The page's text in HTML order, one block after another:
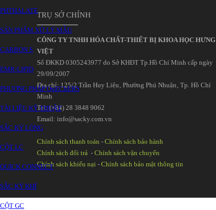
PHTHALATE
SẢN PHẨM XỬ LÝ MẪU
CARBON S
EMR-LIPID
PHƯƠNG PHÁP QuEChERS
TÀI LIỆU KỸ THUẬT
SẮC KÝ LỎNG
CỘT LC
QUICK CONNECT
SẮC KÝ KHÍ
CỘT GC
TRỤ SỞ CHÍNH
CÔNG TY TNHH HÓA CHẤT-THIẾT BỊ KHOA HỌC HƯNG
VIỆT
Số ĐKKD 0305243977 do Sở KHĐT Tp.Hồ Chí Minh cấp ngày
29/09/2007
Đia chỉ: 125/2 Trần Huy Liệu‚ Phường Phú Nhuận‚ Tp. Hồ Chí
Minh
Tel: (+84) 28 3848 9062
Email: info@sacky.com.vn
Chính sách thanh toán - Chính sách bảo hành
Chính sách đổi trả - Chính sách vận chuyển
Chính sách khiếu nại - Chính sách bảo mật thông tin